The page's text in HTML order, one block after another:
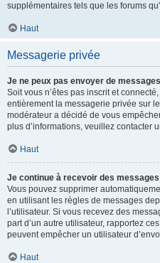
supplémentaires tels que les forums
Haut
Messagerie privée
Je ne peux pas envoyer de
Soit vous n’êtes pas inscrit et
entièrement la messagerie privée sur
modérateur a décidé de vous
plus d’informations, veuillez contacter
Haut
Je continue à recevoir des
Vous pouvez supprimer
en utilisant les règles de messages
l’utilisateur. Si vous recevez des
part d’un autre utilisateur, rapportez
peuvent empêcher un utilisateur
Haut